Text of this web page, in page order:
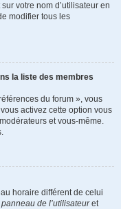
votre nom d’utilisateur en
modifier tous les
la liste des membres
du forum », vous
vous activez cette option vous
et vous-même.
horaire différent de celui
panneau de l’utilisateuret